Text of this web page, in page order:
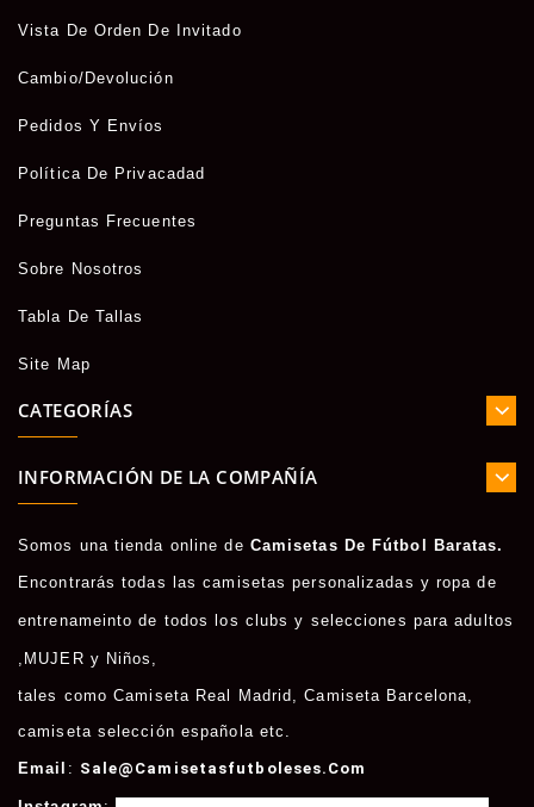
Vista De Orden De Invitado
Cambio/Devolución
Pedidos Y Envíos
Política De Privacadad
Preguntas Frecuentes
Sobre Nosotros
Tabla De Tallas
Site Map
CATEGORÍAS
INFORMACIÓN DE LA COMPAÑÍA
Somos una tienda online de Camisetas De Fútbol Baratas.
Encontrarás todas las camisetas personalizadas y ropa de
entrenameinto de todos los clubs y selecciones para adultos
, MUJER y Niños ,
tales comoCamiseta Real Madrid ,Camiseta Barcelona,
camiseta selección española etc.
Email : Sale@camisetasfutboleses.com